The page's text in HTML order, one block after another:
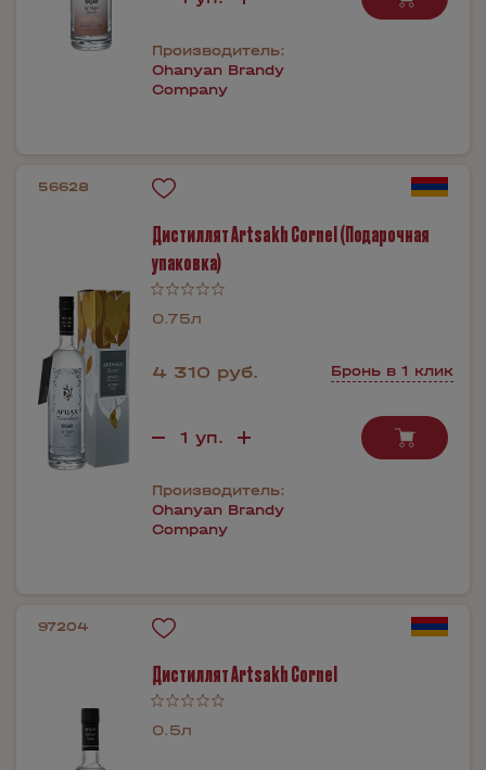
Производитель:
Ohanyan Brandy
Company
56628
Дистиллят Artsakh Cornel (Подарочная
упаковка)
0.75л
4 310 руб. Бронь в 1 клик
Производитель:
Ohanyan Brandy
Company
97204
Дистиллят Artsakh Cornel
0.5л